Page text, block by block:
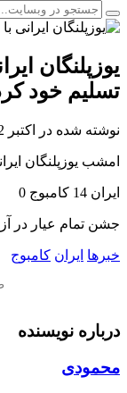
یوزپلنگان
تسلیم خود
نوشته شده در اکتبر 12, 2019
امشب یوزپلنگان
ایران 14 کامبوج 0
جشن تمام عیار در
خبرها ایران کامبوج
درباره نویسنده
محمودی